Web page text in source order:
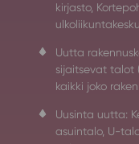
kirjasto,
Uutta
sijaitsevat talot
kaikki joko
Uusinta uutta:
asuintalo, U-